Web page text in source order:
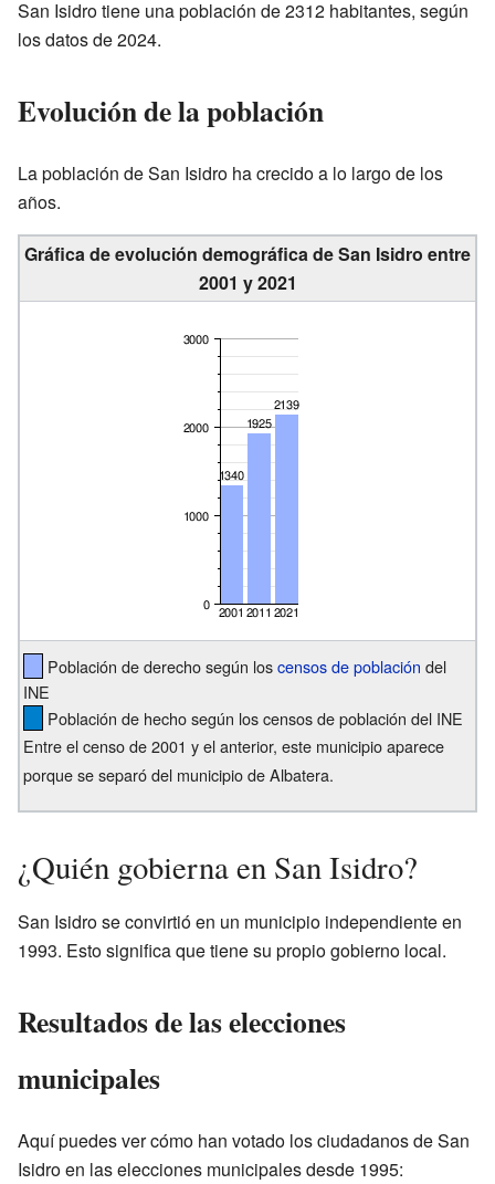
San Isidro tiene una población de 2312 habitantes, según
los datos de 2024.
Evolución de la población
La población de San Isidro ha crecido a lo largo de los
años.
Gráfica de evolución demográfica de San Isidro entre
2001 y 2021
Población de derecho según loscensos de población del
INE
Población de hecho según los censos de población del INE
Entre el censo de 2001 y el anterior, este municipio aparece
porque se separó del municipio de Albatera.
¿Quién gobierna en San Isidro?
San Isidro se convirtió en un municipio independiente en
1993. Esto significa que tiene su propio gobierno local.
Resultados de las elecciones
municipales
Aquí puedes ver cómo han votado los ciudadanos de San
Isidro en las elecciones municipales desde 1995: